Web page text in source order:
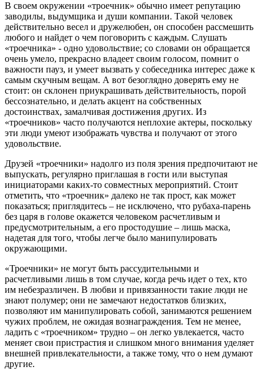
В своем окружении «троечник» обычно имеет репутацию
заводилы, выдумщика и души компании. Такой человек
действительно весел и дружелюбен, он способен рассмешить
любого и найдет о чем поговорить с каждым. Слушать
«троечника» - одно удовольствие; со словами он обращается
очень умело, прекрасно владеет своим голосом, помнит о
важности пауз, и умеет вызвать у собеседника интерес даже к
самым скучным вещам. А вот безоглядно доверять ему не
стоит: он склонен приукрашивать действительность, порой
бессознательно, и делать акцент на собственных
достоинствах, замалчивая достижения других. Из
«троечников» часто получаются неплохие актеры, поскольку
эти люди умеют изображать чувства и получают от этого
удовольствие.
Друзей «троечники» надолго из поля зрения предпочитают не
выпускать, регулярно приглашая в гости или выступая
инициаторами каких-то совместных мероприятий. Стоит
отметить, что «троечник» далеко не так прост, как может
показаться; приглядитесь – не исключено, что рубаха-парень
без царя в голове окажется человеком расчетливым и
предусмотрительным, а его простодушие – лишь маска,
надетая для того, чтобы легче было манипулировать
окружающими.
«Троечники» не могут быть рассудительными и
расчетливыми лишь в том случае, когда речь идет о тех, кто
им небезразличен. В любви и привязанности такие люди не
знают полумер; они не замечают недостатков близких,
позволяют им манипулировать собой, занимаются решением
чужих проблем, не ожидая вознаграждения. Тем не менее,
ладить с «троечником» трудно – он легко увлекается, часто
меняет свои пристрастия и слишком много внимания уделяет
внешней привлекательности, а также тому, что о нем думают
другие.